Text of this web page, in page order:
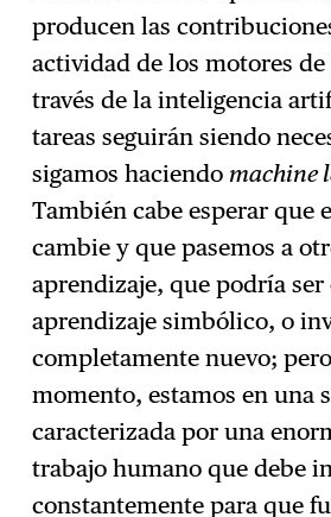
producen las
actividad de los motores de
través de la inteligencia
tareas seguirán siendo
sigamos haciendo machine
También cabe esperar que
cambie y que pasemos a
aprendizaje, que podría ser
aprendizaje simbólico, o
completamente nuevo;
momento, estamos en una
caracterizada por una
trabajo humano que debe
constantemente para que